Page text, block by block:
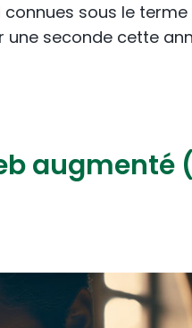
sous le terme
seconde cette
augmenté